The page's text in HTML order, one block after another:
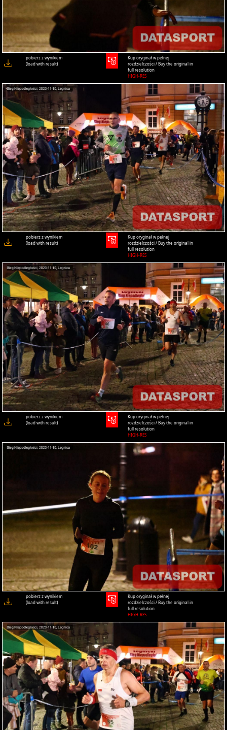
pobierz z wynikiem
(load with result)
Kup oryginał w pełnej
rozdzielczości / Buy the original in
full resolution
HIGH-RES
pobierz z wynikiem
(load with result)
Kup oryginał w pełnej
rozdzielczości / Buy the original in
full resolution
HIGH-RES
pobierz z wynikiem
(load with result)
Kup oryginał w pełnej
rozdzielczości / Buy the original in
full resolution
HIGH-RES
pobierz z wynikiem
(load with result)
Kup oryginał w pełnej
rozdzielczości / Buy the original in
full resolution
HIGH-RES